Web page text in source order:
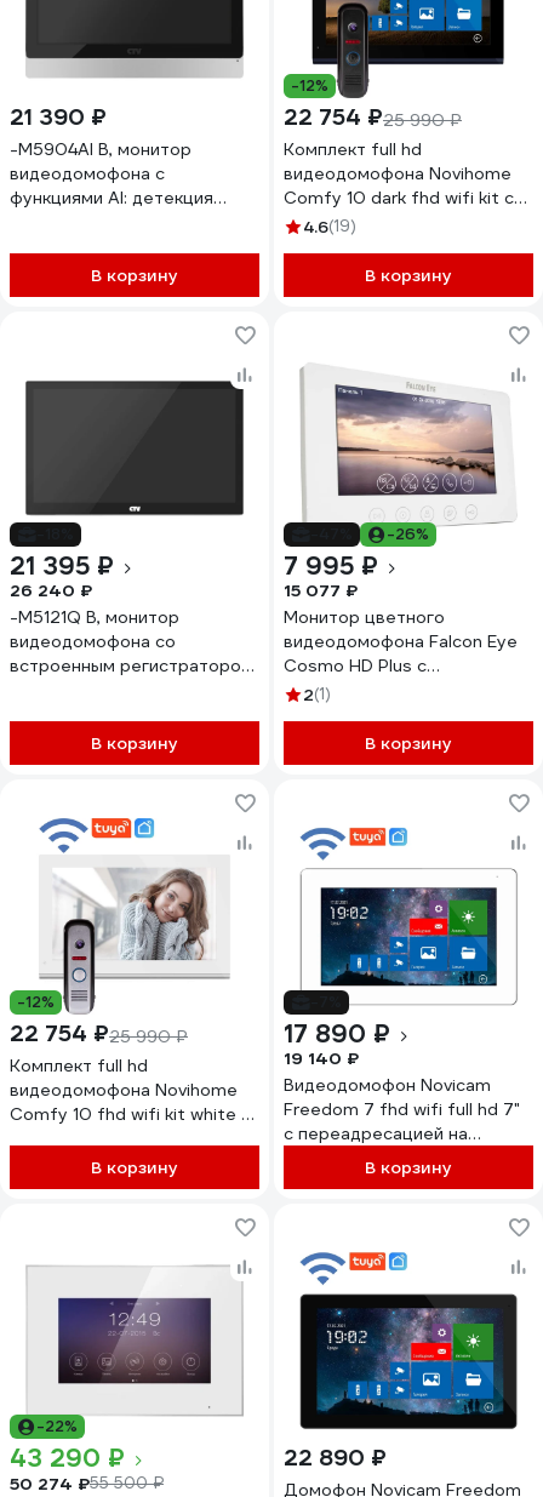
21 390 ₽
-M5904AI B, монитор
видеодомофона с
функциями AI: детекция
поддержка форматов AHD,
TVI, CVI и CVBS с
В корзину
-12%
22 754 ₽25 990 ₽
Комплект full hd
видеодомофона Novihome
Comfy 10 dark fhd wifi kit с
wifi v. 4102
4.6(19)
В корзину
21 395 ₽
26 240 ₽
-M5121Q B, монитор
видеодомофона со
встроенным регистратором
человека, одновременная
запись по 4 каналам,
В корзину
-26%
7 995 ₽
15 077 ₽
Монитор цветного
видеодомофона Falcon Eye
Cosmo HD Plus с
поддержкой форматов 00-
2(1)
В корзину
-12%
22 754 ₽25 990 ₽
Комплект full hd
видеодомофона Novihome
Comfy 10 fhd wifi kit white с
В корзину
17 890 ₽
19 140 ₽
Видеодомофон Novicam
Freedom 7 fhd wifi full hd 7"
c переадресацией на
смартфон v. 4477
В корзину
-22%
43 290 ₽
50 274 ₽55 500 ₽
22 890 ₽
Домофон Novicam Freedom